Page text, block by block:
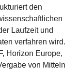
den
Laufzeit und
verfahren wird.
Horizon Europe,
von Mitteln